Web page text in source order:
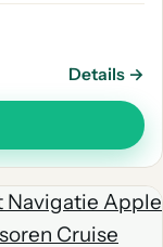
Details →